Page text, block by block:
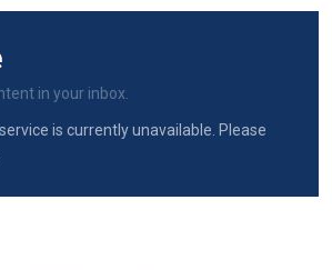
in your inbox.
is currently unavailable. Please